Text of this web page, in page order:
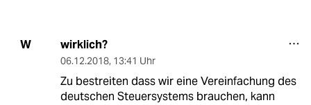
W wirklich?
06.12.2018, 13:41 Uhr
Zu bestreiten dass wir eine Vereinfachung des
deutschen Steuersystems brauchen, kann